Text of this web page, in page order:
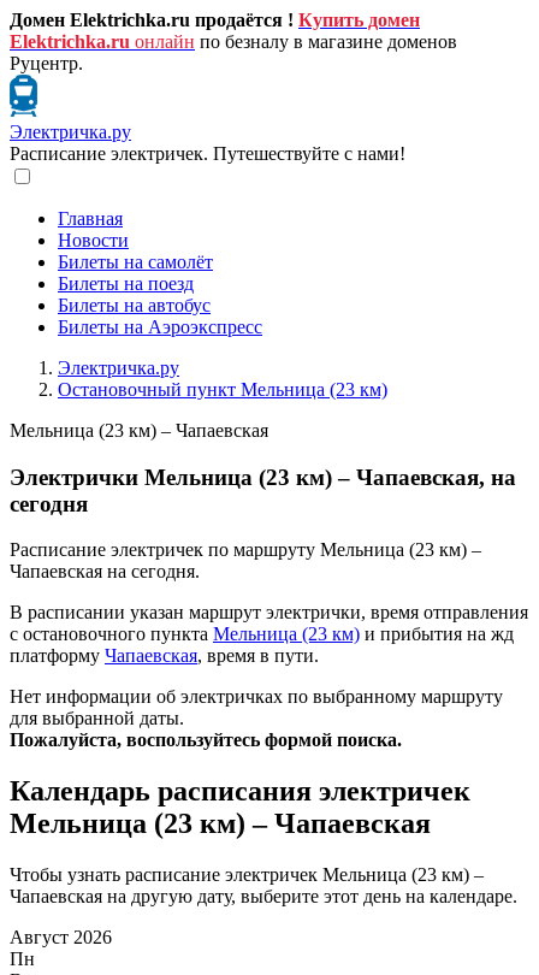
Домен Elektrichka.ru продаётся ! Купить домен
Elektrichka.ru онлайн по безналу в магазине доменов
Руцентр.
Электричка.ру
Расписание электричек. Путешествуйте с нами!
Главная
Новости
Билеты на самолёт
Билеты на поезд
Билеты на автобус
Билеты на Аэроэкспресс
Электричка.ру
Остановочный пункт Мельница (23 км)
Мельница (23 км) – Чапаевская
Электрички Мельница (23 км) – Чапаевская, на
сегодня
Расписание электричек по маршруту Мельница (23 км) –
Чапаевская на сегодня.
В расписании указан маршрут электрички, время отправления
с остановочного пункта Мельница (23 км) и прибытия на жд
платформу Чапаевская, время в пути.
Нет информации об электричках по выбранному маршруту
для выбранной даты.
Пожалуйста, воспользуйтесь формой поиска.
Календарь расписания электричек
Мельница (23 км) – Чапаевская
Чтобы узнать расписание электричек Мельница (23 км) –
Чапаевская на другую дату, выберите этот день на календаре.
Август 2026
Пн